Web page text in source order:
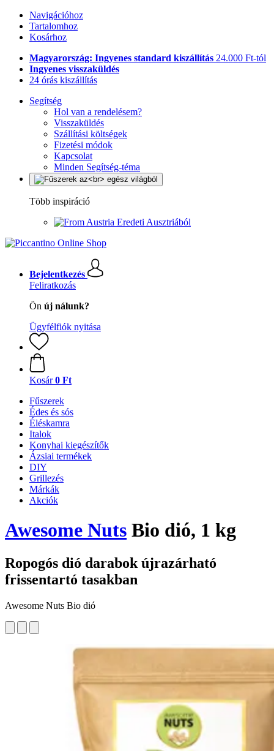
Navigációhoz
Tartalomhoz
Kosárhoz
Magyarország: Ingyenes standard kiszállítás 24.000 Ft-tól
Ingyenes visszaküldés
24 órás kiszállítás
Segítség
Hol van a rendelésem?
Visszaküldés
Szállítási költségek
Fizetési módok
Kapcsolat
Minden Segítség-téma
Több inspiráció
Eredeti Ausztriából
Bejelentkezés
Feliratkozás
Ön új nálunk?
Ügyfélfiók nyitása
Kosár 0 Ft
Fűszerek
Édes és sós
Éléskamra
Italok
Konyhai kiegészítők
Ázsiai termékek
DIY
Grillezés
Márkák
Akciók
Awesome Nuts Bio dió, 1 kg
Ropogós dió darabok újrazárható
frissentartó tasakban
Awesome Nuts Bio dió